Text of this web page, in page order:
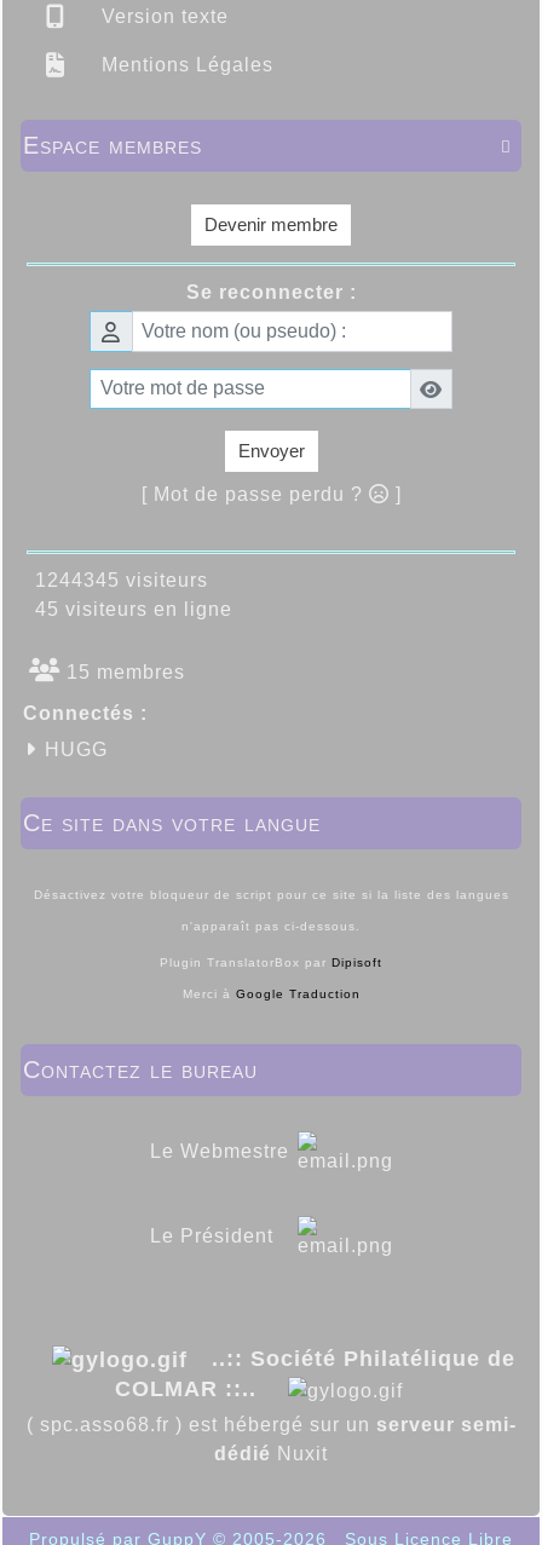
Version texte
Mentions Légales

Espace membres
Devenir membre
Se reconnecter :
Envoyer
[ Mot de passe perdu ? ]
1244345 visiteurs
45 visiteurs en ligne
15 membres
Connectés :
HUGG
Ce site dans votre langue
Désactivez votre bloqueur de script pour ce site si la liste des langues
n'apparaît pas ci-dessous.
Plugin TranslatorBox par Dipisoft
Merci à Google Traduction
Contactez le bureau
Le Webmestre
Le Président
..:: Société Philatélique de
COLMAR ::..
( spc.asso68.fr ) est hébergé sur un serveur semi-
dédié Nuxit
Propulsé par GuppY © 2005-2026 Sous Licence Libre